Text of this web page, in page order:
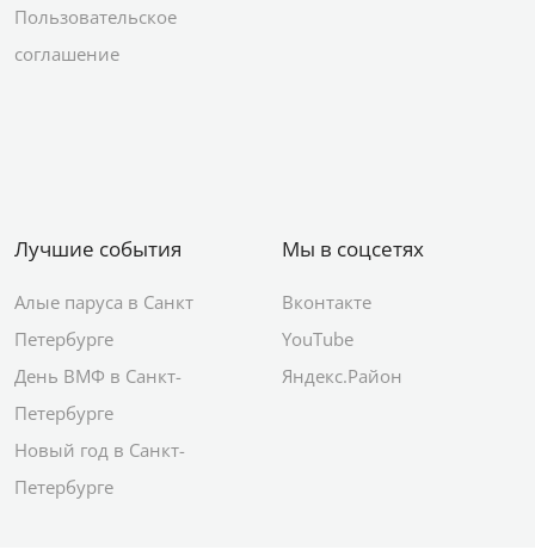
Пользовательское
соглашение
Лучшие события
Алые паруса в Санкт
Петербурге
День ВМФ в Санкт-
Петербурге
Новый год в Санкт-
Петербурге
Мы в соцсетях
Вконтакте
YouTube
Яндекс.Район